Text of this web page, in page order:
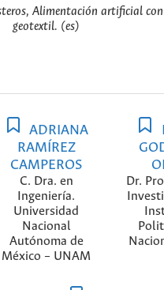
Alimentación artificial
geotextil. (es)
ADRIANA
RAMÍREZ
CAMPEROS
C. Dra. en
Ingeniería.
Universidad
Nacional
Autónoma de
México – UNAM
Dr.